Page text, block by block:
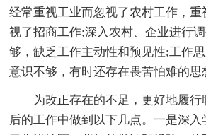
经常重视工业而忽视了农村工作，重
视了招商工作;深入农村、企业进行
够，缺乏工作主动性和预见性;工作
意识不够，有时还存在畏苦怕难的思
为改正存在的不足，更好地履行
后的工作中做到以下几点。一是深